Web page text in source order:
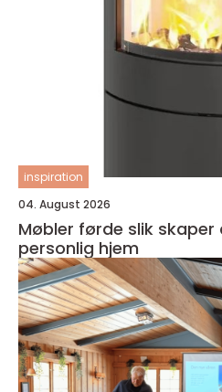
inspiration
04. August 2026
Møbler førde slik skaper du et funksjonelt og
personlig hjem